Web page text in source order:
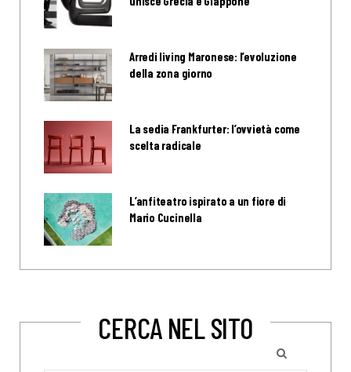
Arredi living Maronese: l’evoluzione
della zona giorno
La sedia Frankfurter: l’ovvietà come
scelta radicale
L’anfiteatro ispirato a un fiore di
Mario Cucinella
CERCA NEL SITO